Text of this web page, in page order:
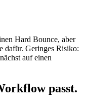
Hard Bounce, aber
dafür. Geringes Risiko:
auf einen
passt.